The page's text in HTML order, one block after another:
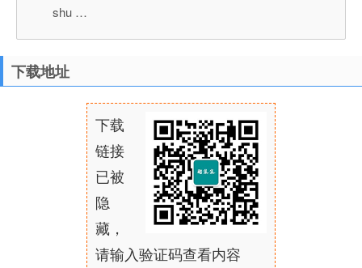
shu …
下载地址
下载
链接
已被
隐
藏，
请输入验证码查看内容